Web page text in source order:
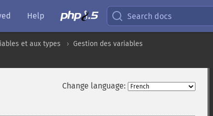
Help Search docs
et aux types
Gestion des variables
Change language: